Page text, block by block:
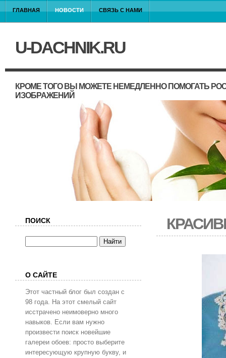
ГЛАВНАЯ НОВОСТИ СВЯЗЬ С НАМИ
U-DACHNIK.RU
КРОМЕ ТОГО ВЫ МОЖЕТЕ НЕМЕДЛЕННО ПОМОГАТЬ
ИЗОБРАЖЕНИЙ
ПОИСК
О САЙТЕ
Этот частный блог был создан с
98 года. На этот смелый сайт
исстрачено неимоверно много
навыков. Если вам нужно
произвести поиск новейшие
галереи обоев: просто выберите
интересующую крупную букву, и